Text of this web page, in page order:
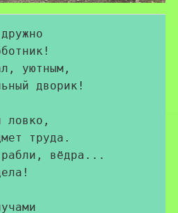
уютным,
дворик!
ловко,
труда.
вёдра...